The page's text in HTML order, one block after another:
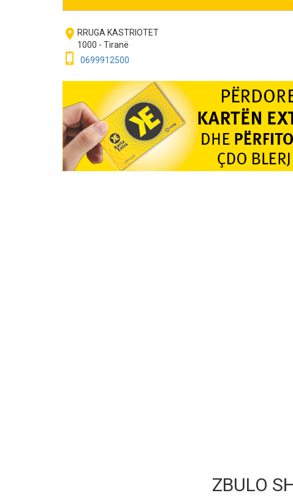
room RRUGA KASTRIOTET
1000 - Tiranë
phone_iphone 0699912500
ZBULO